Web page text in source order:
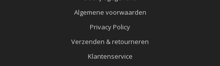
Algemene voorwaarden
Privacy Policy
Verzenden & retourneren
Klantenservice